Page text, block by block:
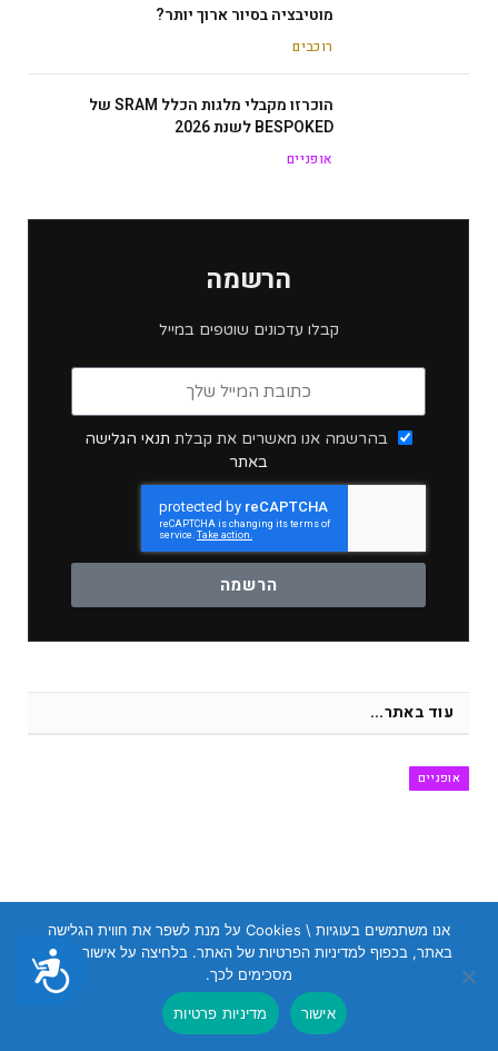
נגישות
מוטיבציה בסיור ארוך יותר?
רוכבים
הוכרזו מקבלי מלגות הכלל SRAM של
BESPOKED לשנת 2026
אופניים
הרשמה
קבלו עדכונים שוטפים במייל
בהרשמה אנו מאשרים את קבלת תנאי הגלישה
באתר
הרשמה
עוד באתר...
אופניים
אנו משתמשים בעוגיות \ Cookies על מנת לשפר את חווית הגלישה
באתר, בכפוף למדיניות הפרטיות של האתר. בלחיצה על אישור הנכם
מסכימים לכך.
אישור מדיניות פרטיות